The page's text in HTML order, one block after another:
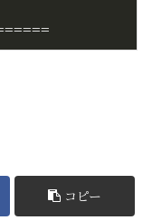
コピー